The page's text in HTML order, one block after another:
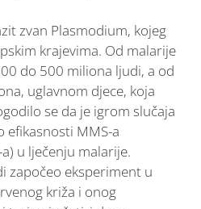
zvan Plasmodium, kojeg
krajevima. Od malarije
do 500 miliona ljudi, a od
uglavnom djece, koja
se da je igrom slučaja
efikasnosti MMS-a
u lječenju malarije.
započeo eksperiment u
križa i onog